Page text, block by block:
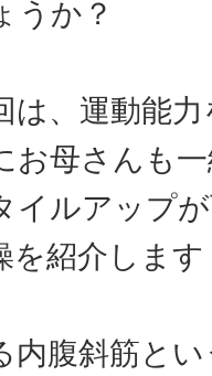
うか？
は、運動能
お母さんも
イルアップ
を紹介します
内腹斜筋と